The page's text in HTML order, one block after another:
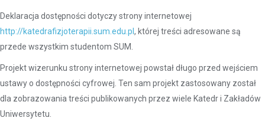
Deklaracja dostępności dotyczy strony internetowej
http://katedrafizjoterapii.sum.edu.pl , której treści adresowane są
przede wszystkim studentom SUM.
Projekt wizerunku strony internetowej powstał długo przed wejściem
ustawy o dostępności cyfrowej. Ten sam projekt zastosowany został
dla zobrazowania treści publikowanych przez wiele Katedr i Zakładów
Uniwersytetu.